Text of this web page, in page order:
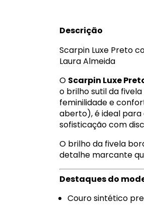
Descrição
Scarpin Luxe Preto
Laura Almeida
O Scarpin Luxe
o brilho sutil da
feminilidade e
aberto), é ideal para
sofisticação com
O brilho da fivela
detalhe marcante
Destaques do
Couro sintético